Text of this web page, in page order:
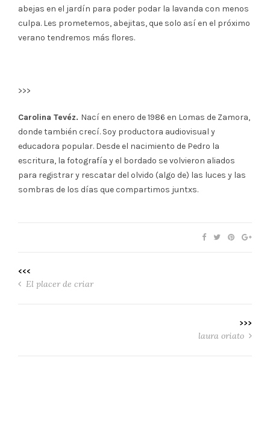
abejas en el jardín para poder podar la lavanda con menos
culpa. Les prometemos, abejitas, que solo así en el próximo
verano tendremos más flores.
>>>
Carolina Tevéz. Nací en enero de 1986 en Lomas de Zamora,
donde también crecí. Soy productora audiovisual y
educadora popular. Desde el nacimiento de Pedro la
escritura, la fotografía y el bordado se volvieron aliados
para registrar y rescatar del olvido (algo de) las luces y las
sombras de los días que compartimos juntxs.
<<<
El placer de criar
>>>
laura oriato